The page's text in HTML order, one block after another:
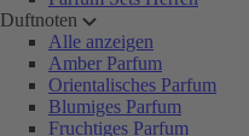
Duftnoten
Alle anzeigen
Amber Parfum
Orientalisches Parfum
Blumiges Parfum
Fruchtiges Parfum